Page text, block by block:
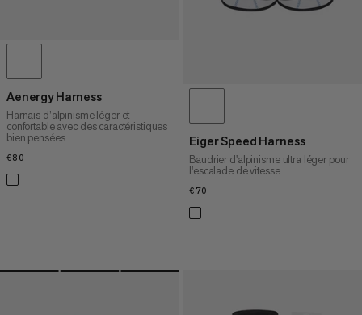
ÉVALUATION
Aenergy Harness
Harnais d’alpinisme léger et
confortable avec des caractéristiques
bien pensées
€80
Eiger Speed Harness
Baudrier d'alpinisme ultra léger pour
l'escalade de vitesse
€70